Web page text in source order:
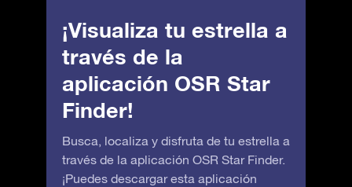
¡Visualiza tu estrella a
través de la
aplicación OSR Star
Finder!
Busca, localiza y disfruta de tu estrella a
través de la aplicación OSR Star Finder.
¡Puedes descargar esta aplicación